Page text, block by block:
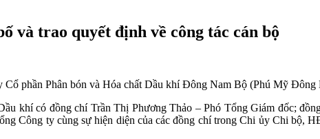
và trao quyết định về công tác cán bộ
phần Phân bón và Hóa chất Dầu khí Đông Nam Bộ (Phú Mỹ
khí có đồng chí Trần Thị Phương Thảo – Phó Tổng Giám đốc;
Công ty cùng sự hiện diện của các đồng chí trong Chi ủy Chi bộ,